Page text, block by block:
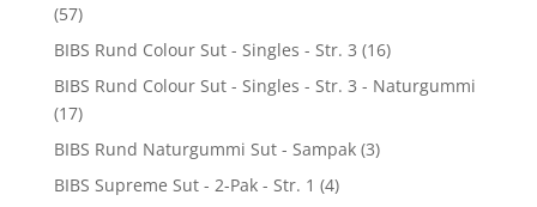
(57)
BIBS Rund Colour Sut - Singles - Str. 3 (16)
BIBS Rund Colour Sut - Singles - Str. 3 - Naturgummi
(17)
BIBS Rund Naturgummi Sut - Sampak (3)
BIBS Supreme Sut - 2-Pak - Str. 1 (4)